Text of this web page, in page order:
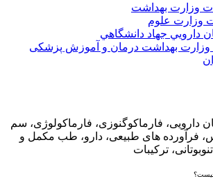
بهداشت
علوم
جهاد دانشگاهي
بهداشت درمان و آموزش پزشکی
فارماکوگنوزی، فارماکولوژی، سم
های طبیعی، دارو، طب مکمل و
ترکیبات